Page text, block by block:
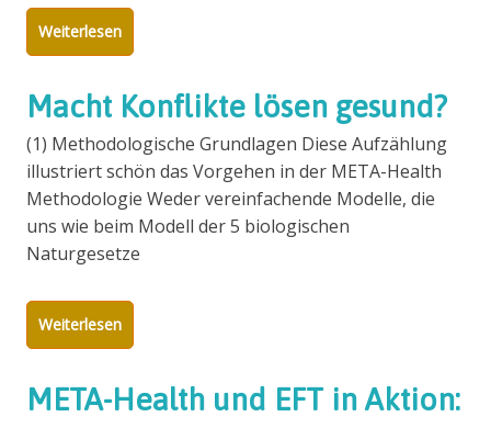
Weiterlesen
Macht Konflikte lösen gesund?
(1) Methodologische Grundlagen Diese Aufzählung
illustriert schön das Vorgehen in der META-Health
Methodologie Weder vereinfachende Modelle, die
uns wie beim Modell der 5 biologischen
Naturgesetze
Weiterlesen
META-Health und EFT in Aktion: